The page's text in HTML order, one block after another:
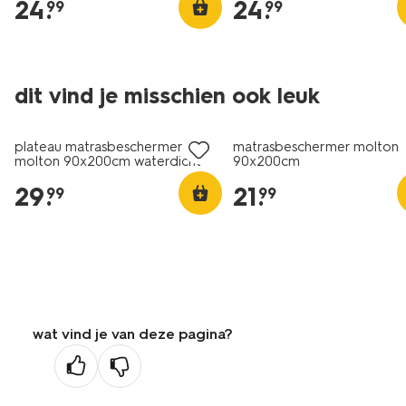
24.
99 24.
99
dit vind je misschien ook leuk
plateau matrasbeschermer
molton 90x200cm waterdicht
29.
99
matrasbeschermer molton
90x200cm
21.
99
wat vind je van deze pagina?